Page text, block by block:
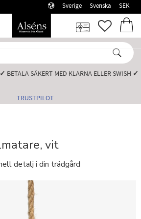
Sverige Svenska SEK
✓ BETALA SÄKERT MED KLARNA ELLER SWISH️ ✓
TRUSTPILOT
vit
detalj i din trädgård